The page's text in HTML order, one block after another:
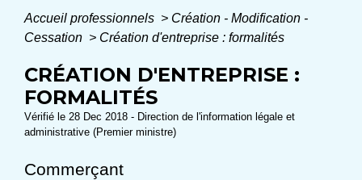
Accueil professionnels > Création - Modification -
Cessation > Création d'entreprise : formalités
CRÉATION D'ENTREPRISE :
FORMALITÉS
Vérifié le 28 Dec 2018 - Direction de l'information légale et
administrative (Premier ministre)
Commerçant